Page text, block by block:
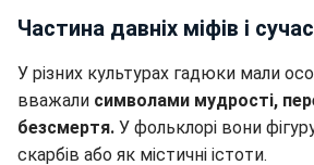
Частина давніх міфів і
У різних культурах гадюки мали
вважали символами мудрості,
безсмертя. У фольклорі вони
скарбів або як містичні істоти.